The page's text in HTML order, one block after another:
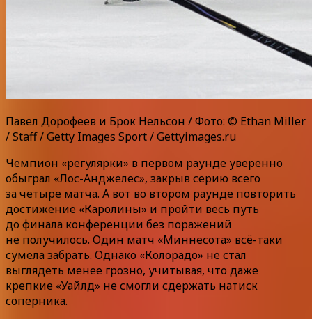
Павел Дорофеев и Брок Нельсон / Фото: © Ethan Miller
/ Staff / Getty Images Sport / Gettyimages.ru
Чемпион «регулярки» в первом раунде уверенно
обыграл «Лос-Анджелес», закрыв серию всего
за четыре матча. А вот во втором раунде повторить
достижение «Каролины» и пройти весь путь
до финала конференции без поражений
не получилось. Один матч «Миннесота» всё-таки
сумела забрать. Однако «Колорадо» не стал
выглядеть менее грозно, учитывая, что даже
крепкие «Уайлд» не смогли сдержать натиск
соперника.